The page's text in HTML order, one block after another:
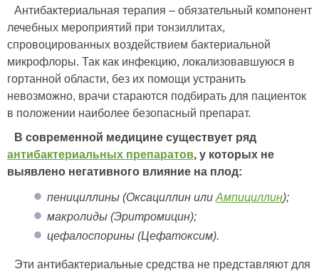
Антибактериальная терапия – обязательный компонент
лечебных мероприятий при тонзиллитах,
спровоцированных воздействием бактериальной
микрофлоры. Так как инфекцию, локализовавшуюся в
гортанной области, без их помощи устранить
невозможно, врачи стараются подбирать для пациенток
в положении наиболее безопасный препарат.
В современной медицине существует ряд
антибактериальных препаратов, у которых не
выявлено негативного влияние на плод:
пенициллины (Оксациллин или Ампициллин);
макролиды (Эритромицин);
цефалоспорины (Цефатоксим).
Эти антибактериальные средства не представляют для